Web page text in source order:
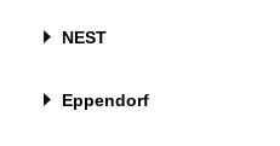
NEST
Eppendorf